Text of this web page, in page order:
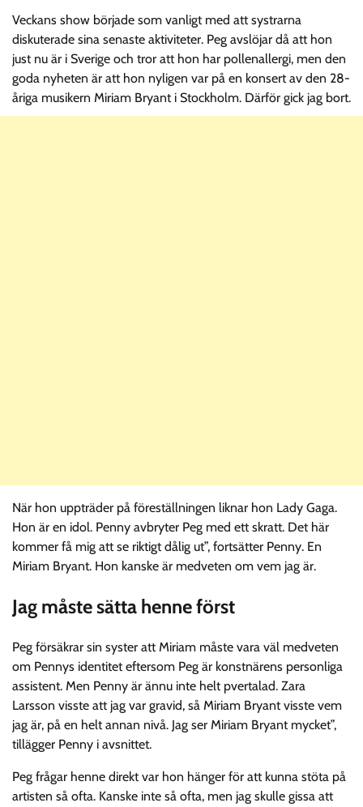
Veckans show började som vanligt med att systrarna
diskuterade sina senaste aktiviteter. Peg avslöjar då att hon
just nu är i Sverige och tror att hon har pollenallergi, men den
goda nyheten är att hon nyligen var på en konsert av den 28-
åriga musikern Miriam Bryant i Stockholm. Därför gick jag bort.
När hon uppträder på föreställningen liknar hon Lady Gaga.
Hon är en idol. Penny avbryter Peg med ett skratt. Det här
kommer få mig att se riktigt dålig ut”, fortsätter Penny. En
Miriam Bryant. Hon kanske är medveten om vem jag är.
Jag måste sätta henne först
Peg försäkrar sin syster att Miriam måste vara väl medveten
om Pennys identitet eftersom Peg är konstnärens personliga
assistent. Men Penny är ännu inte helt pvertalad. Zara
Larsson visste att jag var gravid, så Miriam Bryant visste vem
jag är, på en helt annan nivå. Jag ser Miriam Bryant mycket”,
tillägger Penny i avsnittet.
Peg frågar henne direkt var hon hänger för att kunna stöta på
artisten så ofta. Kanske inte så ofta, men jag skulle gissa att